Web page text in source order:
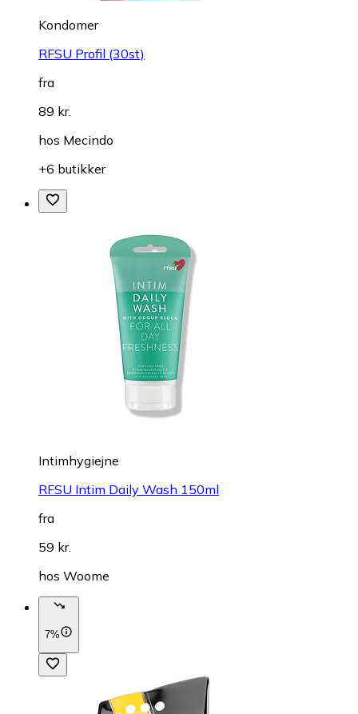
Kondomer
RFSU Profil (30st)
fra
89 kr.
hos Mecindo
+6 butikker
Intimhygiejne
RFSU Intim Daily Wash 150ml
fra
59 kr.
hos Woome
7%